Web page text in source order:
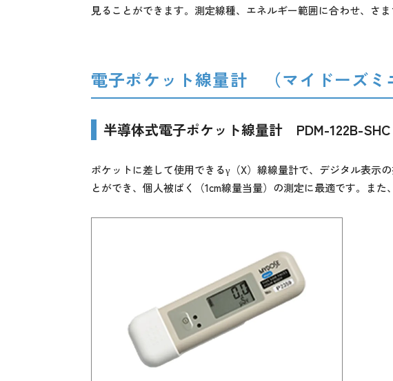
見ることができます。測定線種、エネルギー範囲に合わせ、さま
電子ポケット線量計 （マイドーズミ
半導体式電子ポケット線量計 PDM-122B-SHC
ポケットに差して使用できるγ（X）線線量計で、デジタル表示
とができ、個人被ばく（1cm線量当量）の測定に最適です。また